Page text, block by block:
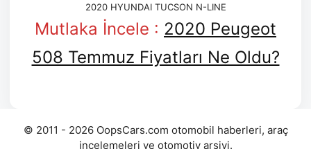
2020 HYUNDAI TUCSON N-LINE
Mutlaka İncele : 2020 Peugeot
508 Temmuz Fiyatları Ne Oldu?
© 2011 - 2026 OopsCars.com otomobil haberleri, araç
incelemeleri ve otomotiv arşivi.